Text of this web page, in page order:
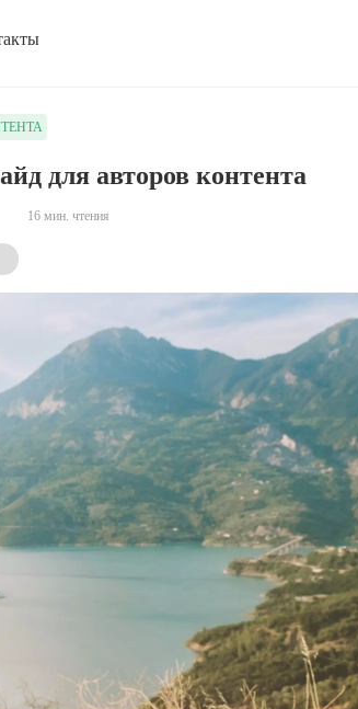
для авторов контента
16 мин. чтения